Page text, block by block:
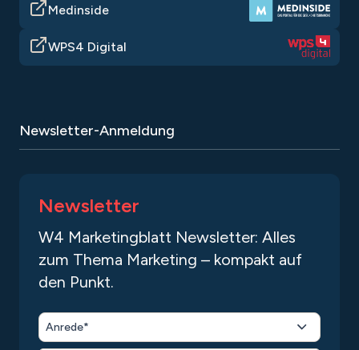
Medinside
WPS4 Digital
Newsletter-Anmeldung
Newsletter
W4 Marketingblatt Newsletter: Alles
zum Thema Marketing – kompakt auf
den Punkt.
Anrede*